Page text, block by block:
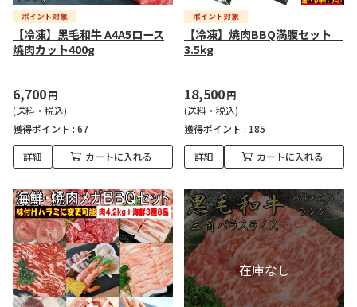
【冷凍】黒毛和牛 A4A5ロース
焼肉カット400g
6,700円
(送料・税込)
獲得ポイント : 67
詳細 カートに入れる
【冷凍】焼肉BBQ満腹セット
3.5kg
18,500円
(送料・税込)
獲得ポイント : 185
詳細 カートに入れる